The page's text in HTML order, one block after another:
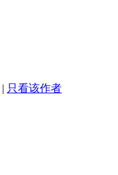
| 只看该作者